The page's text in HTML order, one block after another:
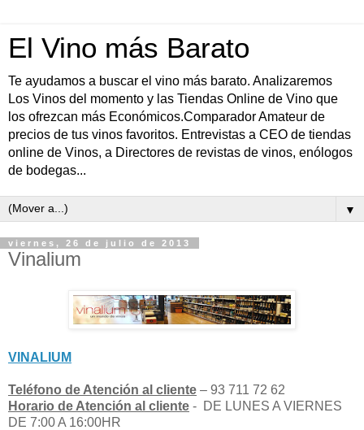
El Vino más Barato
Te ayudamos a buscar el vino más barato. Analizaremos
Los Vinos del momento y las Tiendas Online de Vino que
los ofrezcan más Económicos.Comparador Amateur de
precios de tus vinos favoritos. Entrevistas a CEO de tiendas
online de Vinos, a Directores de revistas de vinos, enólogos
de bodegas...
▼
viernes, 26 de julio de 2013
Vinalium
VINALIUM
Teléfono de Atención al cliente – 93 711 72 62
Horario de Atención al cliente - DE LUNES A VIERNES
DE 7:00 A 16:00HR